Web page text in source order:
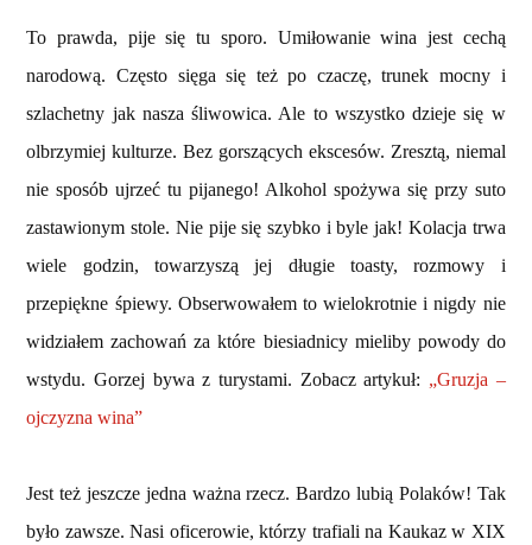
To prawda, pije się tu sporo. Umiłowanie wina jest cechą
narodową. Często sięga się też po czaczę, trunek mocny i
szlachetny jak nasza śliwowica. Ale to wszystko dzieje się w
olbrzymiej kulturze. Bez gorszących ekscesów. Zresztą, niemal
nie sposób ujrzeć tu pijanego! Alkohol spożywa się przy suto
zastawionym stole. Nie pije się szybko i byle jak! Kolacja trwa
wiele godzin, towarzyszą jej długie toasty, rozmowy i
przepiękne śpiewy. Obserwowałem to wielokrotnie i nigdy nie
widziałem zachowań za które biesiadnicy mieliby powody do
wstydu. Gorzej bywa z turystami. Zobacz artykuł: „Gruzja –
ojczyzna wina”
Jest też jeszcze jedna ważna rzecz. Bardzo lubią Polaków! Tak
było zawsze. Nasi oficerowie, którzy trafiali na Kaukaz w XIX